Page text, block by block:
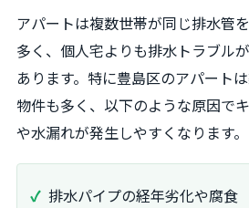
アパートは複数世帯が同じ排水管
多く、個人宅よりも排水トラブル
あります。特に豊島区のアパート
物件も多く、以下のような原因で
や水漏れが発生しやすくなります。
排水パイプの経年劣化や腐食